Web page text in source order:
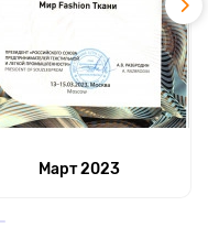
Март 2023